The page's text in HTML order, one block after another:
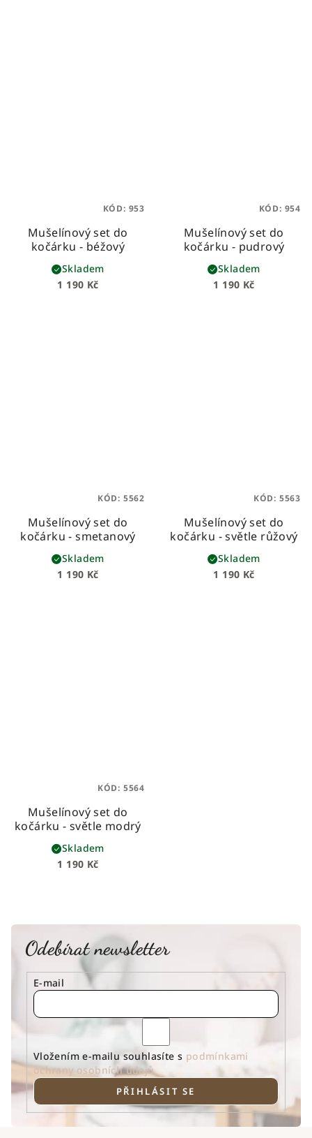
Mušelínový set do
kočárku - béžový
1 190 Kč
Skladem
KÓD: 953
Mušelínový set do
kočárku - pudrový
1 190 Kč
Skladem
KÓD: 954
Mušelínový set do
kočárku - smetanový
1 190 Kč
Skladem
KÓD: 5562
Mušelínový set do
kočárku - světle růžový
1 190 Kč
Skladem
KÓD: 5563
Mušelínový set do
kočárku - světle modrý
1 190 Kč
Skladem
KÓD: 5564
Odebírat newsletter
E-mail
Vložením e-mailu souhlasíte s podmínkami
ochrany osobních údajů
PŘIHLÁSIT SE